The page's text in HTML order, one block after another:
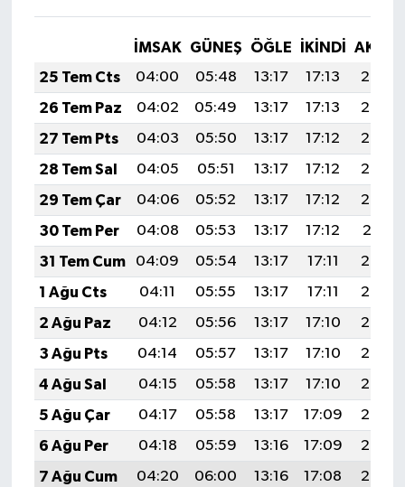
İMSAK GÜNEŞ ÖĞLE İKINDI
25 Tem Cts
04:00 05:48 13:17 17:13
20:36
26 Tem Paz
04:02 05:49 13:17 17:13
20:35
27 Tem Pts
04:03 05:50 13:17 17:12
20:34
28 Tem Sal
04:05 05:51 13:17 17:12
20:33
29 Tem Çar
04:06 05:52 13:17 17:12
20:32
30 Tem Per
04:08 05:53 13:17 17:12
20:31
31 Tem Cum
04:09 05:54 13:17 17:11
20:30
1 Ağu Cts
04:11 05:55 13:17 17:11
20:29
2 Ağu Paz
04:12 05:56 13:17 17:10
20:28
3 Ağu Pts
04:14 05:57 13:17 17:10
20:27
4 Ağu Sal
04:15 05:58 13:17 17:10
20:26
5 Ağu Çar
04:17 05:58 13:17 17:09
20:25
6 Ağu Per
04:18 05:59 13:16 17:09
20:23
7 Ağu Cum
04:20 06:00 13:16 17:08
20:22